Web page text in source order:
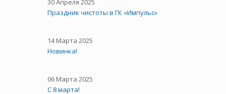
30 Апреля 2025
Праздник чистоты в ГК «Импульс»
14 Марта 2025
Новинка!
06 Марта 2025
С 8 марта!